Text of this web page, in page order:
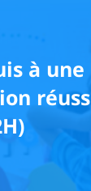
à une